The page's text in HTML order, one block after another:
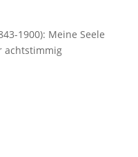
1900): Meine Seele
achtstimmig